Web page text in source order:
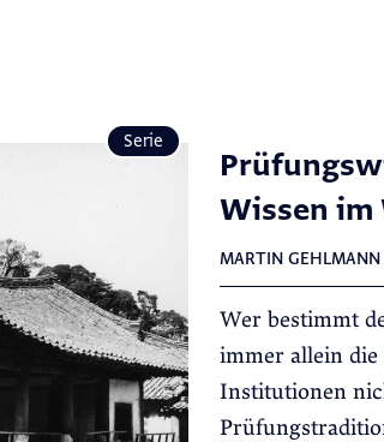
Serie
Wissen
MARTIN GEHLMANN
Wer bestimmt
immer allein die
Institutionen